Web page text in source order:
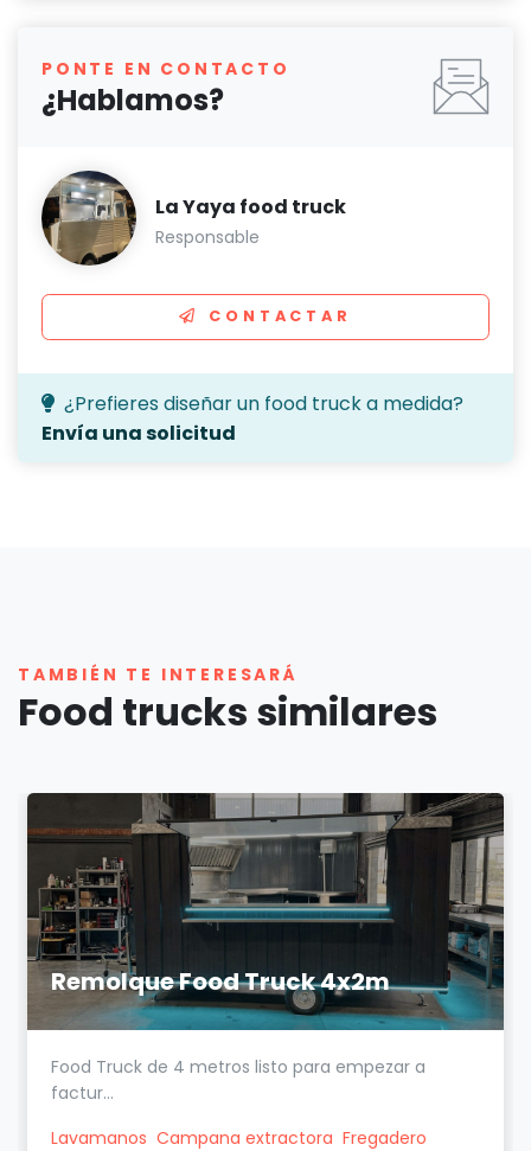
PONTE EN CONTACTO
¿Hablamos?
La Yaya food truck
Responsable
CONTACTAR
¿Prefieres diseñar un food truck a medida?
Envía una solicitud
TAMBIÉN TE INTERESARÁ
Food trucks similares
Remolque Food Truck 4x2m
Food Truck de 4 metros listo para empezar a
factur...
Lavamanos Campana extractora Fregadero